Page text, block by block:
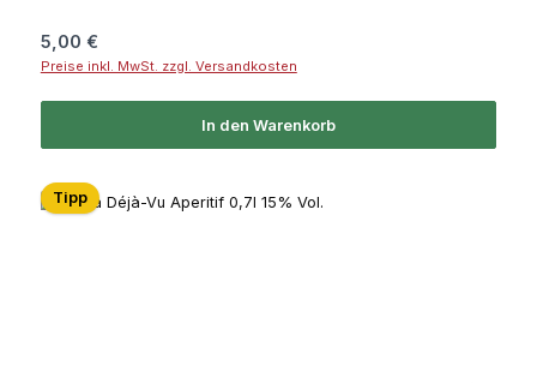
Regulärer Preis:
5,00 €
Preise inkl. MwSt. zzgl. Versandkosten
In den Warenkorb
Tipp